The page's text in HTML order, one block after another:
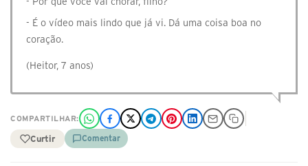
- É o vídeo mais lindo que já vi. Dá uma coisa boa no
coração.
(Heitor, 7 anos)
COMPARTILHAR:
Curtir Comentar